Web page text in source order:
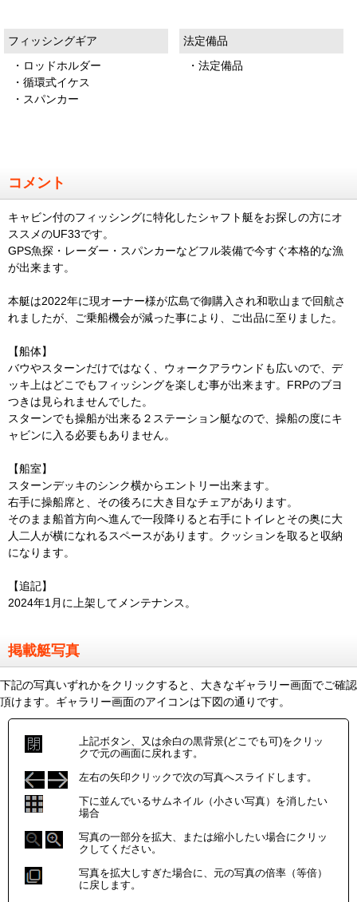
フィッシングギア
・ロッドホルダー
・循環式イケス
・スパンカー
法定備品
・法定備品
コメント
キャビン付のフィッシングに特化したシャフト艇をお探しの方にオ
ススメのUF33です。
GPS魚探・レーダー・スパンカーなどフル装備で今すぐ本格的な漁
が出来ます。
本艇は2022年に現オーナー様が広島で御購入され和歌山まで回航さ
れましたが、ご乗船機会が減った事により、ご出品に至りました。
【船体】
バウやスターンだけではなく、ウォークアラウンドも広いので、デ
ッキ上はどこでもフィッシングを楽しむ事が出来ます。FRPのブヨ
つきは見られませんでした。
スターンでも操船が出来る２ステーション艇なので、操船の度にキ
ャビンに入る必要もありません。
【船室】
スターンデッキのシンク横からエントリー出来ます。
右手に操船席と、その後ろに大き目なチェアがあります。
そのまま船首方向へ進んで一段降りると右手にトイレとその奥に大
人二人が横になれるスペースがあります。クッションを取ると収納
になります。
【追記】
2024年1月に上架してメンテナンス。
掲載艇写真
下記の写真いずれかをクリックすると、大きなギャラリー画面でご確認
頂けます。ギャラリー画面のアイコンは下図の通りです。
上記ボタン、又は余白の黒背景(どこでも可)をクリッ
クで元の画面に戻れます。
左右の矢印クリックで次の写真へスライドします。
下に並んでいるサムネイル（小さい写真）を消したい
場合
写真の一部分を拡大、または縮小したい場合にクリッ
クしてください。
写真を拡大しすぎた場合に、元の写真の倍率（等倍）
に戻します。